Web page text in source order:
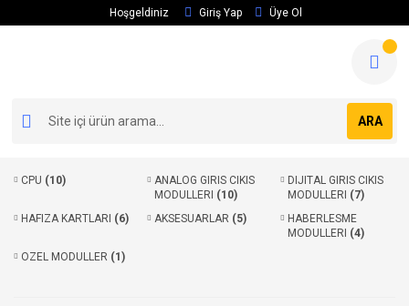
Hoşgeldiniz Giriş Yap Üye Ol
ARA
CPU (10)
ANALOG GIRIS CIKIS
MODULLERI (10)
DIJITAL GIRIS CIKIS
MODULLERI (7)
HAFIZA KARTLARI (6) AKSESUARLAR (5)
HABERLESME
MODULLERI (4)
OZEL MODULLER (1)